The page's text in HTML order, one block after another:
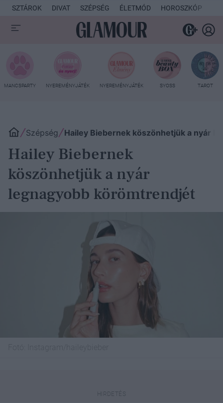
SZTÁROK DIVAT SZÉPSÉG ÉLETMÓD HOROSZKÓP
MANCSPARTY NYEREMÉNYJÁTÉK NYEREMÉNYJÁTÉK SYOSS TAROT
Szépség Hailey Biebernek köszönhetjük a nyár
Hailey Biebernek
köszönhetjük a nyár
legnagyobb körömtrendjét